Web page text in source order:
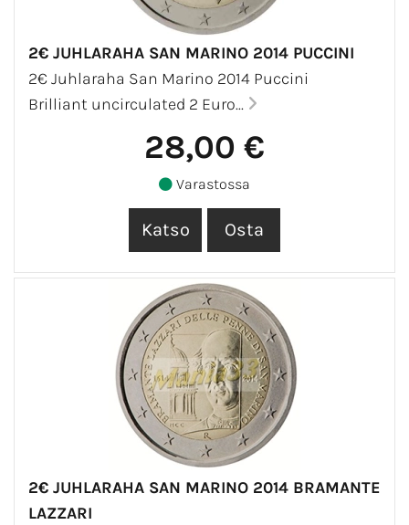
2€ JUHLARAHA SAN MARINO 2014 PUCCINI
2€ Juhlaraha San Marino 2014 Puccini
Brilliant uncirculated 2 Euro...
28,00 €
Varastossa
2€ JUHLARAHA SAN MARINO 2014 BRAMANTE
LAZZARI